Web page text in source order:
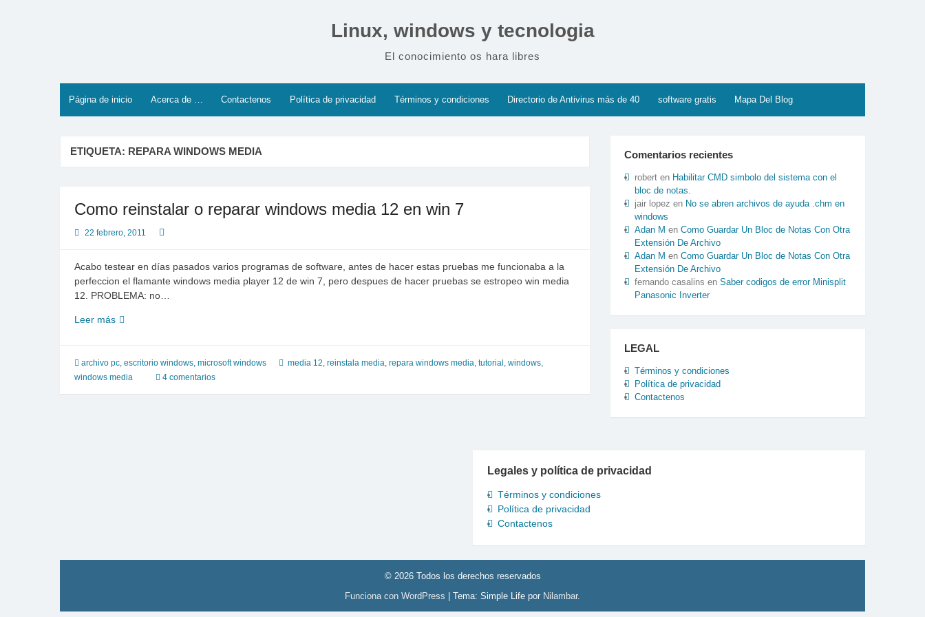
Linux, windows y tecnologia
El conocimiento os hara libres
Página de inicio Acerca de … Contactenos Política de privacidad Términos y condiciones Directorio de Antivirus más de 40 software gratis Mapa Del Blog
ETIQUETA: REPARA WINDOWS MEDIA
Como reinstalar o reparar windows media 12 en win 7
22 febrero, 2011
Acabo testear en días pasados varios programas de software, antes de hacer estas pruebas me funcionaba a la
perfeccion el flamante windows media player 12 de win 7, pero despues de hacer pruebas se estropeo win media
12. PROBLEMA: no…
Leer másComo
reparar
windows
archivo pc, escritorio windows, microsoft windows media 12, reinstala media, repara windows media, tutorial , windows,
windows media
4 comentarios
Comentarios recientes
roberten Habilitar CMD simbolo del sistema con el
bloc de notas.
jair lopez en No se abren archivos de ayuda .chm en
windows
Adan M en Como Guardar Un Bloc de Notas Con Otra
Extensión De Archivo
Adan M en Como Guardar Un Bloc de Notas Con Otra
Extensión De Archivo
fernando casalins en Saber codigos de error Minisplit
Panasonic Inverter
LEGAL
Términos y condiciones
Política de privacidad
Contactenos
Legales y política de privacidad
Términos y condiciones
Política de privacidad
Contactenos
© 2026 Todos los derechos reservados
Funciona con WordPress
Tema: Simple Life por Nilambar.